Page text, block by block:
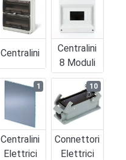
Centralini
Centralini
8 Moduli
Centralini
Elettrici
1
Connettori
Elettrici
10